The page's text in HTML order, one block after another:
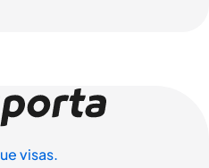
visas.